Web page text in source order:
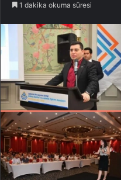
1 dakika okuma süresi